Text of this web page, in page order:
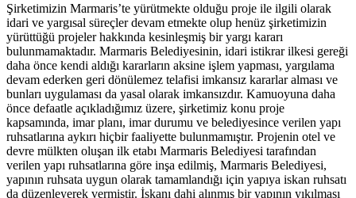
Şirketimizin Marmaris’te yürütmekte olduğu proje ile ilgili olarak
idari ve yargısal süreçler devam etmekte olup henüz şirketimizin
yürüttüğü projeler hakkında kesinleşmiş bir yargı kararı
bulunmamaktadır. Marmaris Belediyesinin, idari istikrar ilkesi gereği
daha önce kendi aldığı kararların aksine işlem yapması, yargılama
devam ederken geri dönülemez telafisi imkansız kararlar alması ve
bunları uygulaması da yasal olarak imkansızdır. Kamuoyuna daha
önce defaatle açıkladığımız üzere, şirketimiz konu proje
kapsamında, imar planı, imar durumu ve belediyesince verilen yapı
ruhsatlarına aykırı hiçbir faaliyette bulunmamıştır. Projenin otel ve
devre mülkten oluşan ilk etabı Marmaris Belediyesi tarafından
verilen yapı ruhsatlarına göre inşa edilmiş, Marmaris Belediyesi,
yapının ruhsata uygun olarak tamamlandığı için yapıya iskan ruhsatı
da düzenleyerek vermiştir. İskanı dahi alınmış bir yapının yıkılması